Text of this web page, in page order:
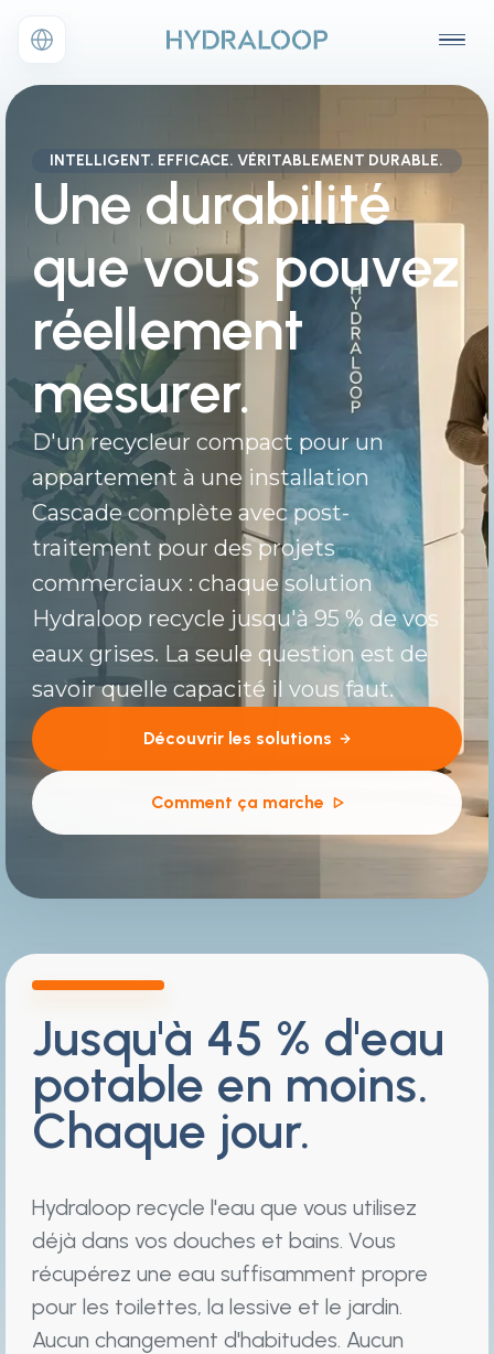
INTELLIGENT. EFFICACE. VÉRITABLEMENT DURABLE.
Une durabilité
que vous pouvez
réellement
mesurer.
D'un recycleur compact pour un
appartement à une installation
Cascade complète avec post-
traitement pour des projets
commerciaux : chaque solution
Hydraloop recycle jusqu'à 95 % de vos
eaux grises. La seule question est de
savoir quelle capacité il vous faut.
Découvrir les solutions
Comment ça marche
Jusqu'à 45 % d'eau
potable en moins.
Chaque jour.
Hydraloop recycle l'eau que vous utilisez
déjà dans vos douches et bains. Vous
récupérez une eau suffisamment propre
pour les toilettes, la lessive et le jardin.
Aucun changement d'habitudes. Aucun